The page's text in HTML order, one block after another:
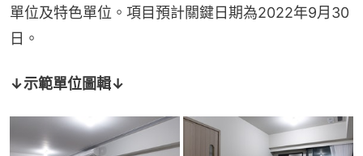
單位及特色單位。項目預計關鍵日期為2022年9月30
日。
↓示範單位圖輯↓